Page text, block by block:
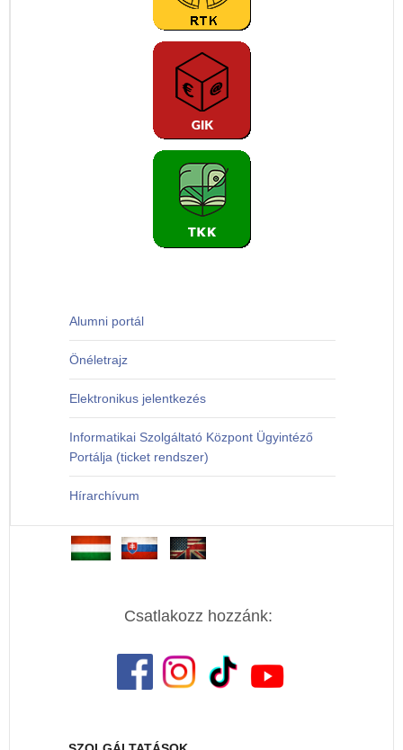
Alumni portál
Önéletrajz
Elektronikus jelentkezés
Informatikai Szolgáltató Központ Ügyintéző
Portálja (ticket rendszer)
Hírarchívum
Csatlakozz hozzánk: